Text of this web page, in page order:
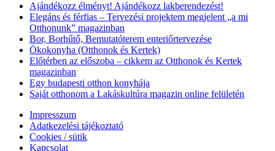
Ajándékozz élményt! Ajándékozz lakberendezést!
Elegáns és férfias – Tervezési projektem megjelent „a mi
Otthonunk” magazinban
Bor, Borhűtő, Bemutatóterem enteriőrtervezése
Ökokonyha (Otthonok és Kertek)
Előtérben az előszoba – cikkem az Otthonok és Kertek
magazinban
Egy budapesti otthon konyhája
Saját otthonom a Lakáskultúra magazin online felületén
Impresszum
Adatkezelési tájékoztató
Cookies / sütik
Kapcsolat